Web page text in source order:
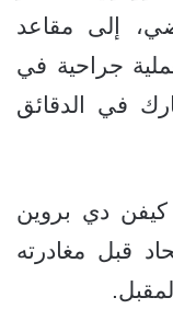
إلى مقاعد
جراحية في
في الدقائق
دي بروين
قبل مغادرته